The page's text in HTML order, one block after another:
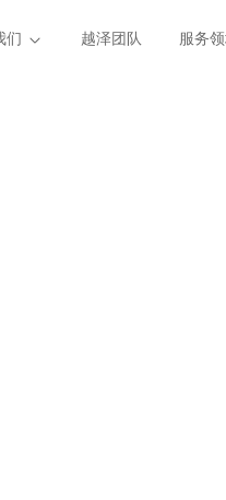
们 越泽团队 服务